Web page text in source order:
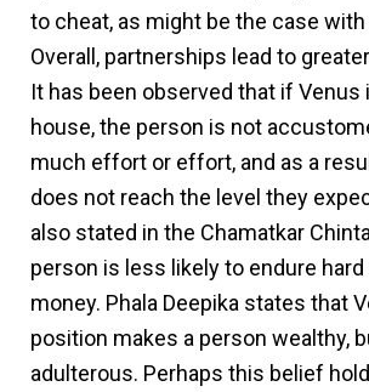
to cheat, as might be the case with
Overall, partnerships lead to
It has been observed that if Venus
house, the person is not
much effort or effort, and as a
does not reach the level they
also stated in the Chamatkar
person is less likely to endure
money. Phala Deepika states that
position makes a person wealthy,
adulterous. Perhaps this belief